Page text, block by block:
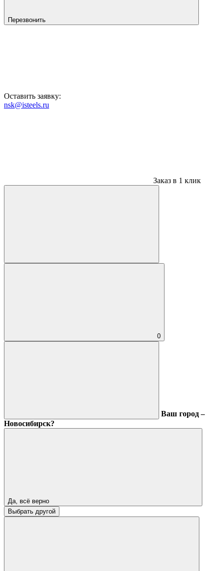
Перезвонить
Оставить заявку:
nsk@isteels.ru
Заказ в 1 клик
0
Ваш город –
Новосибирск?
Да, всё верно
Выбрать другой